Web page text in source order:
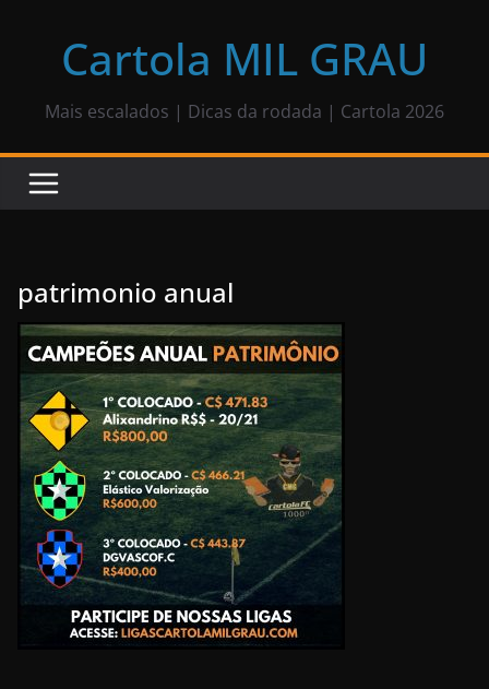
Cartola MIL GRAU
Mais escalados | Dicas da rodada | Cartola 2026
patrimonio anual